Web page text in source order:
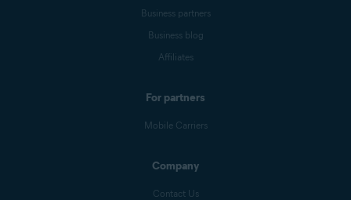
Business partners
Business blog
Affiliates
For partners
Mobile Carriers
Company
Contact Us